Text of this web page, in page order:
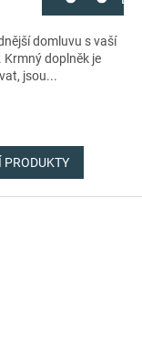
domluvu s vaší
Krmný doplněk je
jsou...
PRODUKTY